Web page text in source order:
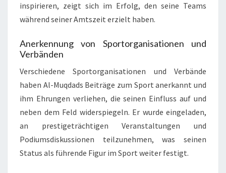
inspirieren, zeigt sich im Erfolg, den seine Teams
während seiner Amtszeit erzielt haben.
Anerkennung von Sportorganisationen und
Verbänden
Verschiedene Sportorganisationen und Verbände
haben Al-Muqdads Beiträge zum Sport anerkannt und
ihm Ehrungen verliehen, die seinen Einfluss auf und
neben dem Feld widerspiegeln. Er wurde eingeladen,
an prestigeträchtigen Veranstaltungen und
Podiumsdiskussionen teilzunehmen, was seinen
Status als führende Figur im Sport weiter festigt.